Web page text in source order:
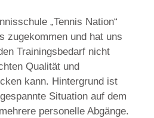
„Tennis Nation“
zugekommen und hat uns
Trainingsbedarf nicht
Qualität und
kann. Hintergrund ist
Situation auf dem
personelle Abgänge.